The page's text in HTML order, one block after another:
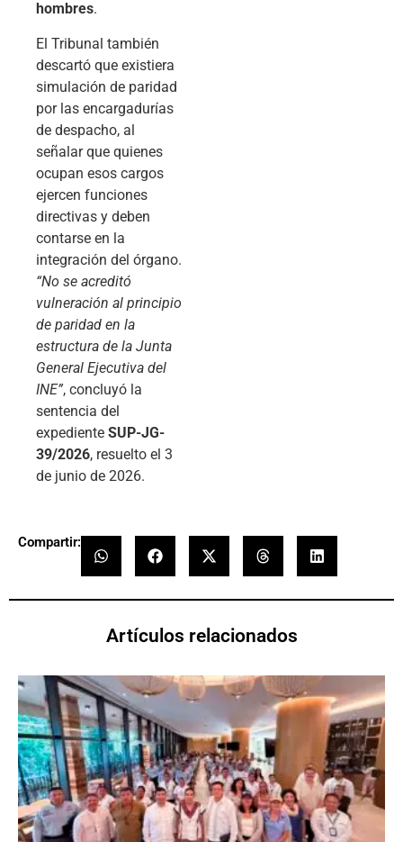
hombres.
El Tribunal también
descartó que existiera
simulación de paridad
por las encargadurías
de despacho, al
señalar que quienes
ocupan esos cargos
ejercen funciones
directivas y deben
contarse en la
integración del órgano.
“No se acreditó
vulneración al principio
de paridad en la
estructura de la Junta
General Ejecutiva del
INE”, concluyó la
sentencia del
expediente SUP-JG-
39/2026, resuelto el 3
de junio de 2026.
Compartir:
Artículos relacionados